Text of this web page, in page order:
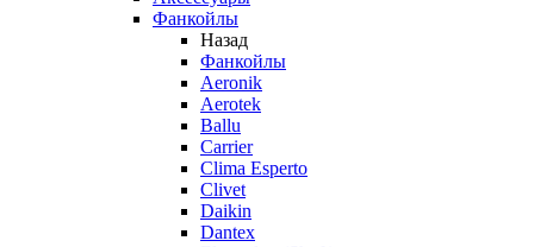
Фанкойлы
Назад
Фанкойлы
Aeronik
Aerotek
Ballu
Carrier
Clima Esperto
Clivet
Daikin
Dantex